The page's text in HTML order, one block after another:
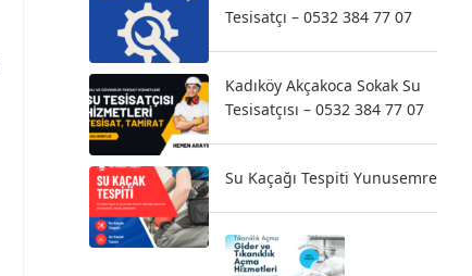
Tesisatçı – 0532 384 77 07
Kadıköy Akçakoca Sokak Su
Tesisatçısı – 0532 384 77 07
Su Kaçağı Tespiti Yunusemre